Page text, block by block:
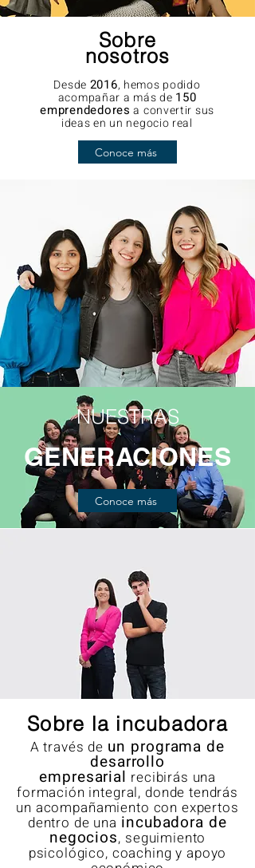
Sobre
nosotros
Desde 2016, hemos podido
acompañar a más de 150
emprendedores a convertir sus
ideas en un negocio real
Conoce más
NUESTRAS
GENERACIONES
Conoce más
Sobre la incubadora
A través de un programa de
desarrollo
empresarial recibirás una
formación integral, donde tendrás
un acompañamiento con expertos
dentro de una incubadora de
negocios, seguimiento
psicológico, coaching y apoyo